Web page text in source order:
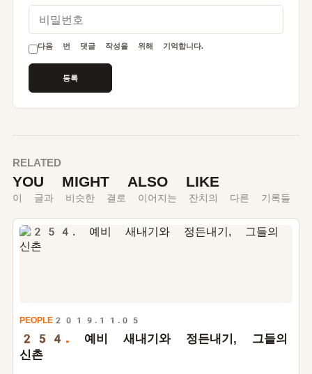
비밀번호
다음 번 댓글 작성을 위해 기억합니다.
RELATED
YOU MIGHT ALSO LIKE
이 글과 비슷한 결로 이어지는 잔치의 다른 기록들
PEOPLE 2019.11.05
254. 예비 새내기와 정든내기, 그들의
신촌